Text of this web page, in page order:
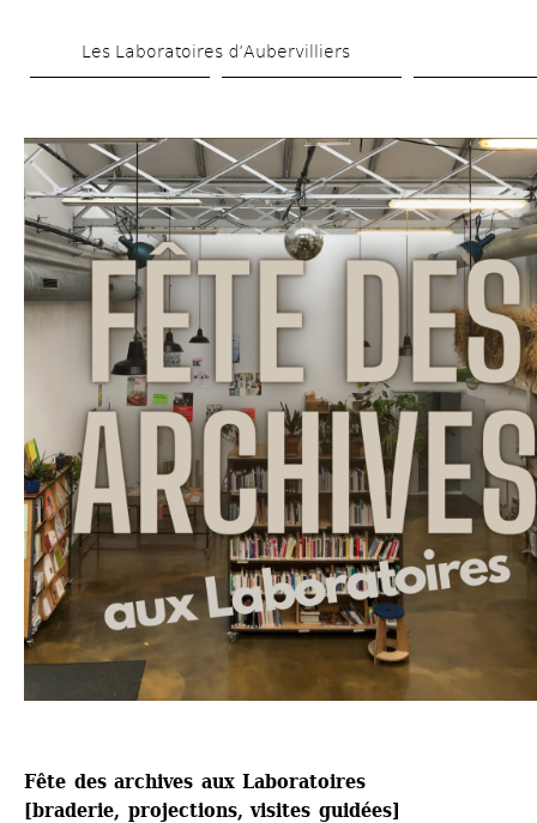
au
principal
Les Laboratoires d’Aubervilliers
Fête des archives aux Laboratoires
[braderie, projections, visites guidées]